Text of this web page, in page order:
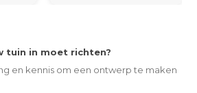
tuin in moet richten?
en kennis om een ontwerp te maken